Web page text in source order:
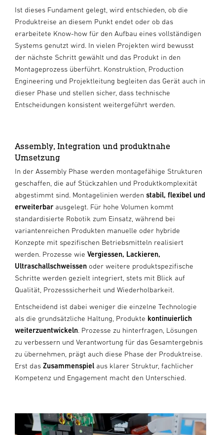
Ist dieses Fundament gelegt, wird entschieden, ob die
Produktreise an diesem Punkt endet oder ob das
erarbeitete Know-how für den Aufbau eines vollständigen
Systems genutzt wird. In vielen Projekten wird bewusst
der nächste Schritt gewählt und das Produkt in den
Montageprozess überführt. Konstruktion, Production
Engineering und Projektleitung begleiten das Gerät auch in
dieser Phase und stellen sicher, dass technische
Entscheidungen konsistent weitergeführt werden.
Assembly, Integration und produktnahe
Umsetzung
In der Assembly Phase werden montagefähige Strukturen
geschaffen, die auf Stückzahlen und Produktkomplexität
abgestimmt sind. Montagelinien werden stabil, flexibel und
erweiterbar ausgelegt. Für hohe Volumen kommt
standardisierte Robotik zum Einsatz, während bei
variantenreichen Produkten manuelle oder hybride
Konzepte mit spezifischen Betriebsmitteln realisiert
werden. Prozesse wie Vergiessen, Lackieren,
Ultraschallschweissen oder weitere produktspezifische
Schritte werden gezielt integriert, stets mit Blick auf
Qualität, Prozesssicherheit und Wiederholbarkeit.
Entscheidend ist dabei weniger die einzelne Technologie
als die grundsätzliche Haltung, Produkte kontinuierlich
weiterzuentwickeln. Prozesse zu hinterfragen, Lösungen
zu verbessern und Verantwortung für das Gesamtergebnis
zu übernehmen, prägt auch diese Phase der Produktreise.
Erst das Zusammenspiel aus klarer Struktur, fachlicher
Kompetenz und Engagement macht den Unterschied.